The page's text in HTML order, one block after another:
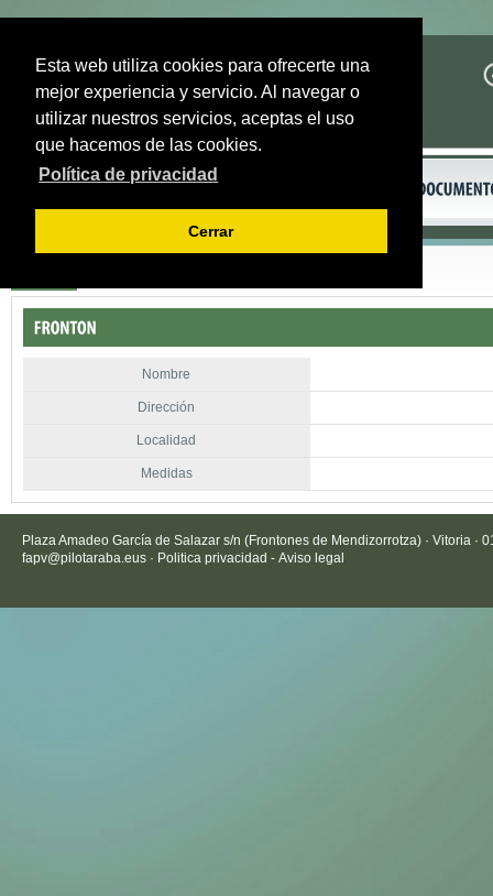
Esta web utiliza cookies para ofrecerte una
mejor experiencia y servicio. Al navegar o
utilizar nuestros servicios, aceptas el uso
que hacemos de las cookies.
Política de privacidad
Cerrar
Nombre
Dirección
Localidad
Medidas
Plaza Amadeo García de Salazar s/n (Frontones de Mendizorrotza) · Vitoria ·
fapv@pilotaraba.eus · Politica privacidad - Aviso legal